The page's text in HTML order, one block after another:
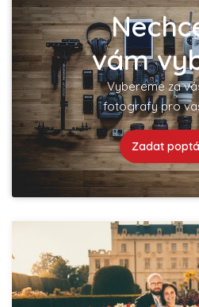
vám
Vybereme za
fotografy pro
Zadat